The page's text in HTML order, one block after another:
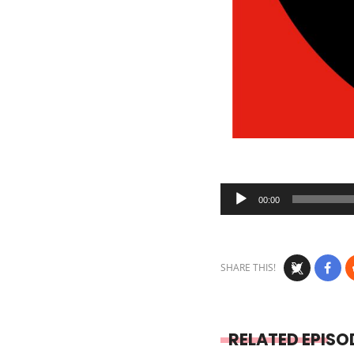
Audio
Player
00:00
SHARE THIS!
RELATED